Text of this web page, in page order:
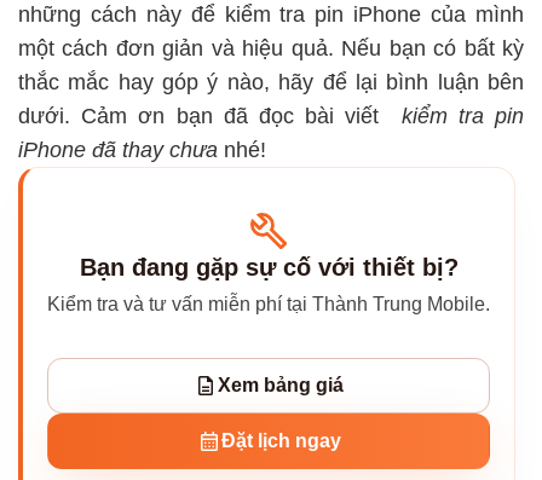
những cách này để kiểm tra pin iPhone của mình
một cách đơn giản và hiệu quả. Nếu bạn có bất kỳ
thắc mắc hay góp ý nào, hãy để lại bình luận bên
dưới. Cảm ơn bạn đã đọc bài viết
kiểm tra pin
iPhone đã thay chưa nhé!
Bạn đang gặp sự cố với thiết bị?
Kiểm tra và tư vấn miễn phí tại Thành Trung Mobile.
Xem bảng giá
Đặt lịch ngay